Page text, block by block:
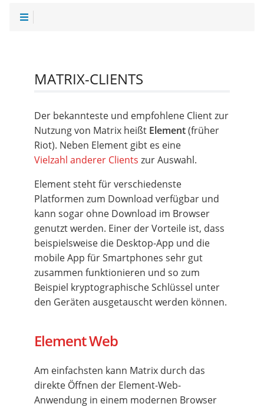
MATRIX-CLIENTS
Der bekannteste und empfohlene Client zur
Nutzung von Matrix heißt Element(früher
Riot). Neben Element gibt es eine
Vielzahl anderer Clients zur Auswahl.
Element steht für verschiedenste
Platformen zum Download verfügbar und
kann sogar ohne Download im Browser
genutzt werden. Einer der Vorteile ist, dass
beispielsweise die Desktop-App und die
mobile App für Smartphones sehr gut
zusammen funktionieren und so zum
Beispiel kryptographische Schlüssel unter
den Geräten ausgetauscht werden können.
Element Web
Am einfachsten kann Matrix durch das
direkte Öffnen der Element-Web-
Anwendung in einem modernen Browser